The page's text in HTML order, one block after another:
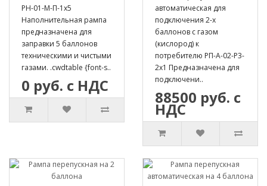
РН-01-М-П-1х5
Наполнительная рампа
предназначена для
заправки 5 баллонов
техническими и чистыми
газами. .cwdtable {font-s..
0 руб. с НДС
автоматическая для
подключения 2-х
баллонов с газом
(кислород) к
потребителю РП-А-02-Р3-
2х1 Предназначена для
подключени..
88500 руб. с
НДС